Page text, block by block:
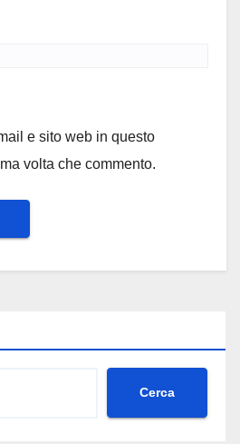
e sito web in questo
volta che commento.
Cerca